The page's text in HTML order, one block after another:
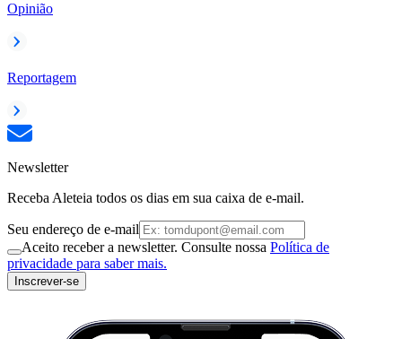
Opinião
Reportagem
Newsletter
Receba Aleteia todos os dias em sua caixa de e-mail.
Seu endereço de e-mail
Aceito receber a newsletter. Consulte nossa Política de
privacidade para saber mais.
Inscrever-se